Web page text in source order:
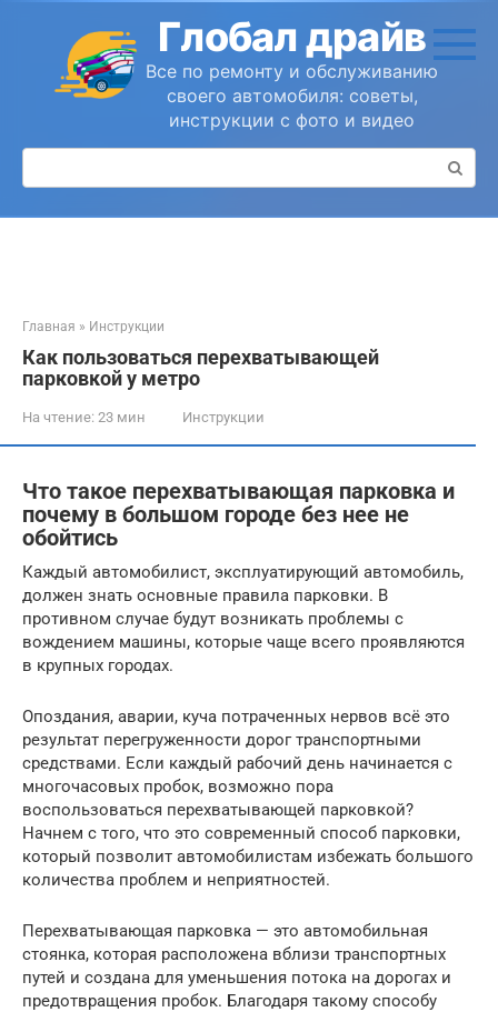
контенту
Глобал драйв
Все по ремонту и обслуживанию
своего автомобиля: советы,
инструкции с фото и видео
Поиск:
Главная » Инструкции
Как пользоваться перехватывающей
парковкой у метро
На чтение: 23 мин Инструкции
Что такое перехватывающая парковка и
почему в большом городе без нее не
обойтись
Каждый автомобилист, эксплуатирующий автомобиль,
должен знать основные правила парковки. В
противном случае будут возникать проблемы с
вождением машины, которые чаще всего проявляются
в крупных городах.
Опоздания, аварии, куча потраченных нервов всё это
результат перегруженности дорог транспортными
средствами. Если каждый рабочий день начинается с
многочасовых пробок, возможно пора
воспользоваться перехватывающей парковкой?
Начнем с того, что это современный способ парковки,
который позволит автомобилистам избежать большого
количества проблем и неприятностей.
Перехватывающая парковка — это автомобильная
стоянка, которая расположена вблизи транспортных
путей и создана для уменьшения потока на дорогах и
предотвращения пробок. Благодаря такому способу